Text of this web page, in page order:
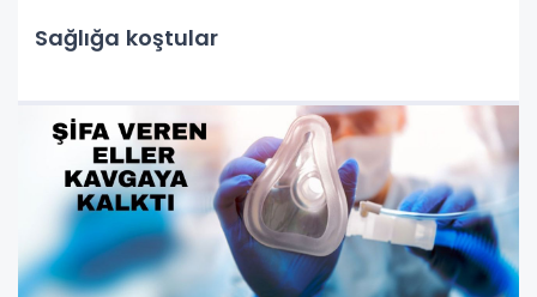
Sağlığa koştular